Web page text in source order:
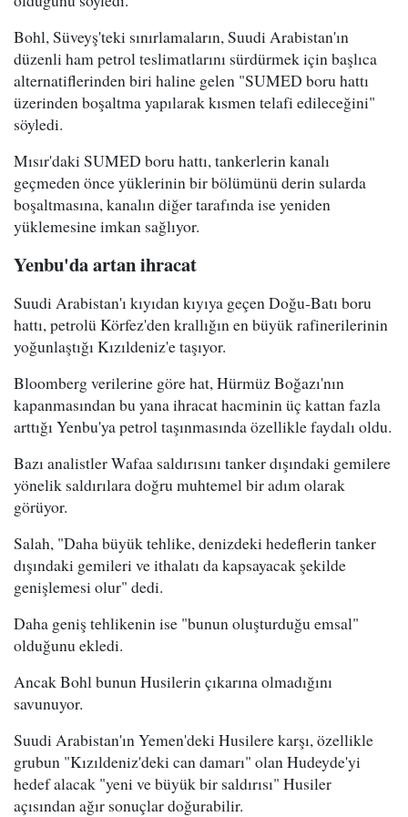
Bohl, Süveyş'teki sınırlamaların, Suudi Arabistan'ın
düzenli ham petrol teslimatlarını sürdürmek için başlıca
alternatiflerinden biri haline gelen "SUMED boru hattı
üzerinden boşaltma yapılarak kısmen telafi edileceğini"
söyledi.
Mısır'daki SUMED boru hattı, tankerlerin kanalı
geçmeden önce yüklerinin bir bölümünü derin sularda
boşaltmasına, kanalın diğer tarafında ise yeniden
yüklemesine imkan sağlıyor.
Yenbu'da artan ihracat
Suudi Arabistan'ı kıyıdan kıyıya geçen Doğu-Batı boru
hattı, petrolü Körfez'den krallığın en büyük rafinerilerinin
yoğunlaştığı Kızıldeniz'e taşıyor.
Bloomberg verilerine göre hat, Hürmüz Boğazı'nın
kapanmasından bu yana ihracat hacminin üç kattan fazla
arttığı Yenbu'ya petrol taşınmasında özellikle faydalı oldu.
Bazı analistler Wafaa saldırısını tanker dışındaki gemilere
yönelik saldırılara doğru muhtemel bir adım olarak
görüyor.
Salah, "Daha büyük tehlike, denizdeki hedeflerin tanker
dışındaki gemileri ve ithalatı da kapsayacak şekilde
genişlemesi olur" dedi.
Daha geniş tehlikenin ise "bunun oluşturduğu emsal"
olduğunu ekledi.
Ancak Bohl bunun Husilerin çıkarına olmadığını
savunuyor.
Suudi Arabistan'ın Yemen'deki Husilere karşı, özellikle
grubun "Kızıldeniz'deki can damarı" olan Hudeyde'yi
hedef alacak "yeni ve büyük bir saldırısı" Husiler
açısından ağır sonuçlar doğurabilir.